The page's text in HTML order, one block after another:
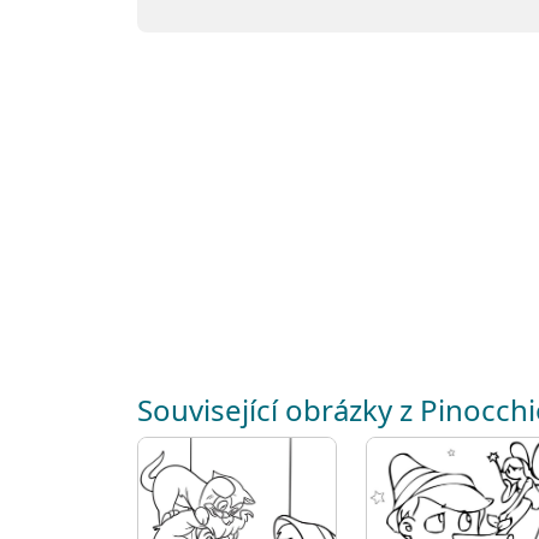
Související obrázky z